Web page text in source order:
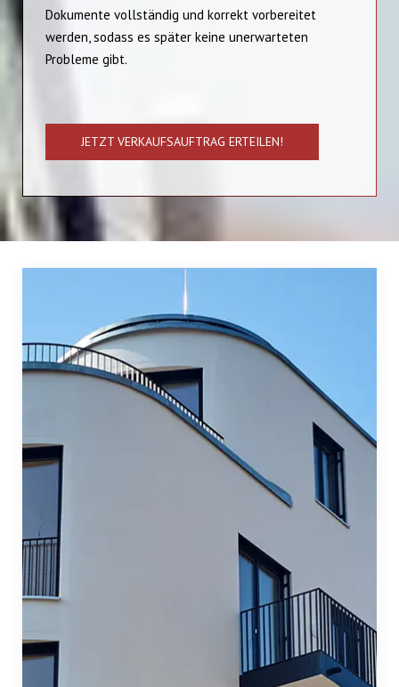
Dokumente vollständig und korrekt vorbereitet
werden, sodass es später keine unerwarteten
Probleme gibt.
JETZT VERKAUFSAUFTRAG ERTEILEN!